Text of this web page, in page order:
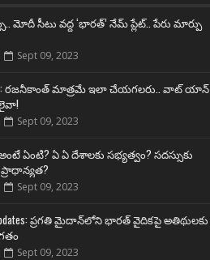
మోదీ సీటు వద్ద ‘భారత్’ నేమ్ ప్లేట్‌.. పేరు మార్పు
Sept 09, 2023
రజనీకాంత్ మాత్రమే ఇలా చేయగలరు.. వాట్ యాన్
Sept 09, 2023
ఏంటి? ఏ ఏ దేశాలకు సభ్యత్వం? సదస్సుకు
Sept 09, 2023
ప్రగతి మైదాన్‌లోని భారత్ వైదికపై అతిథులకు
Sept 09, 2023